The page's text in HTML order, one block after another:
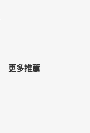
更多推薦